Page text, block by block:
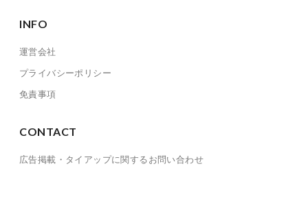
INFO
運営会社
プライバシーポリシー
免責事項
CONTACT
広告掲載・タイアップに関するお問い合わせ